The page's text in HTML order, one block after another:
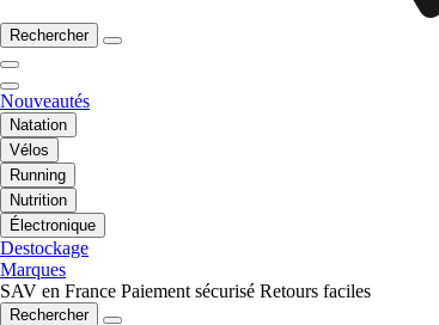
Rechercher
Nouveautés
Natation
Vélos
Running
Nutrition
Électronique
Destockage
Marques
SAV en France Paiement sécurisé Retours faciles
Rechercher